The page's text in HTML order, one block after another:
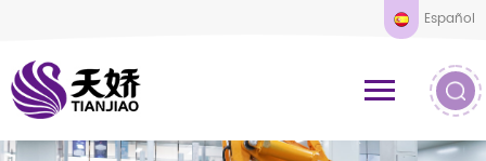
Español